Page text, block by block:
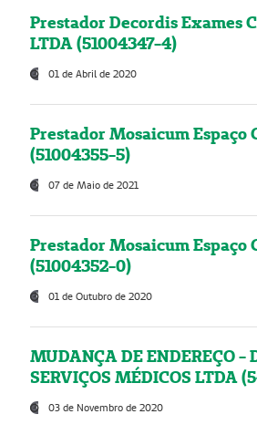
Prestador Decordis Exames
LTDA (51004347-4)
01 de Abril de 2020
Prestador Mosaicum
(51004355-5)
07 de Maio de 2021
Prestador Mosaicum Espaço
(51004352-0)
01 de Outubro de 2020
MUDANÇA DE ENDEREÇO -
SERVIÇOS MÉDICOS LTDA
03 de Novembro de 2020